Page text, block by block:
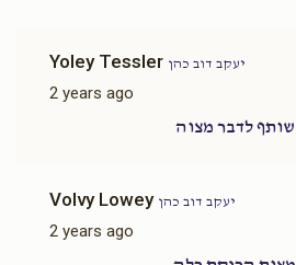
מזוזות
Yoley Tessler יעקב דוב כהן
2 years ago
שותף לדבר מצוה
Volvy Lowey יעקב דוב כהן
2 years ago